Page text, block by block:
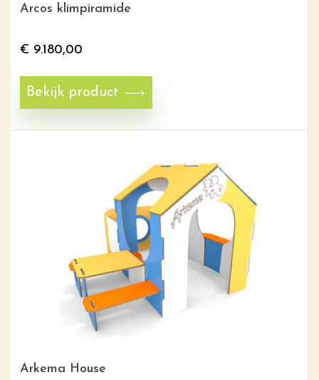
Arcos klimpiramide
€ 9.180,00
Bekijk product
Arkema House